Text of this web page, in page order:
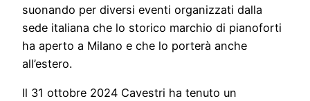
suonando per diversi eventi organizzati dalla
sede italiana che lo storico marchio di pianoforti
ha aperto a Milano e che lo porterà anche
all’estero.
Il 31 ottobre 2024 Cavestri ha tenuto un